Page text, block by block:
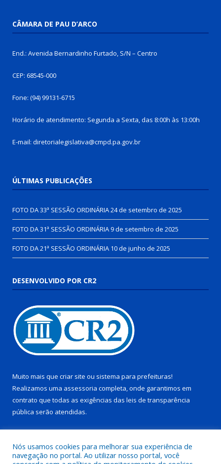
CÂMARA DE PAU D’ARCO
End.: Avenida Bernardinho Furtado, S/N – Centro
CEP: 68545-000
Fone: (94) 99131-6715
Horário de atendimento: Segunda a Sexta, das 8:00h às 13:00h
E-mail: diretorialegislativa@cmpd.pa.gov.br
ÚLTIMAS PUBLICAÇÕES
FOTO DA 33ª SESSÃO ORDINÁRIA24 de setembro de 2025
FOTO DA 31ª SESSÃO ORDINÁRIA9 de setembro de 2025
FOTO DA 21ª SESSÃO ORDINÁRIA 10 de junho de 2025
DESENVOLVIDO POR CR2
Muito mais que criar site ou sistema para prefeituras!
Realizamos uma assessoria completa, onde garantimos em
contrato que todas as exigências das leis de transparência
pública serão atendidas.
Nós usamos cookies para melhorar sua experiência de
navegação no portal. Ao utilizar nosso portal, você